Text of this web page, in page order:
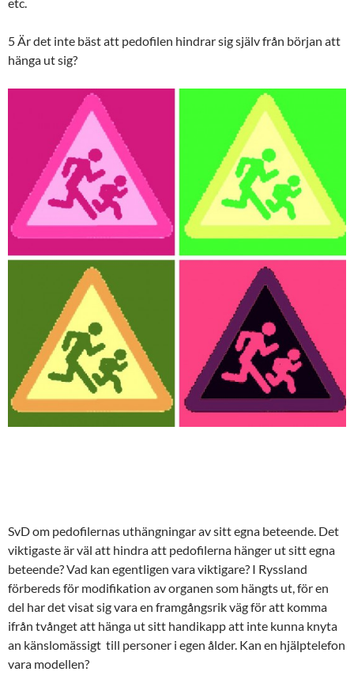
5 Är det inte bäst att pedofilen hindrar sig själv från början att
hänga ut sig?
SvD om pedofilernas uthängningar av sitt egna beteende. Det
viktigaste är väl att hindra att pedofilerna hänger ut sitt egna
beteende? Vad kan egentligen vara viktigare? I Ryssland
förbereds för modifikation av organen som hängts ut, för en
del har det visat sig vara en framgångsrik väg för att komma
ifrån tvånget att hänga ut sitt handikapp att inte kunna knyta
an känslomässigt till personer i egen ålder. Kan en hjälptelefon
vara modellen?